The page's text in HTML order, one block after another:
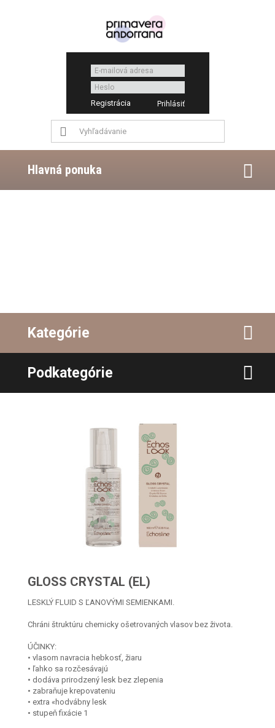
Registrácia
Hlavná ponuka
Kategórie
Podkategórie
GLOSS CRYSTAL (EL)
LESKLÝ FLUID S ĽANOVÝMI SEMIENKAMI.
Chráni štruktúru chemicky ošetrovaných vlasov bez života.
ÚČINKY:
• vlasom navracia hebkosť, žiaru
• ľahko sa rozčesávajú
• dodáva prirodzený lesk bez zlepenia
• zabraňuje krepovateniu
• extra «hodvábny lesk
• stupeň fixácie 1